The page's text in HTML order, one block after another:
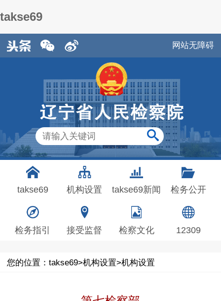
takse69
网站无障碍
takse69 机构设置 takse69新闻 检务公开
检务指引 接受监督 检察文化 12309
您的位置：takse69>机构设置>机构设置